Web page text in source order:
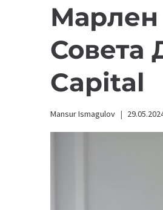
Марлен
Совета
Capital
Mansur Ismagulov